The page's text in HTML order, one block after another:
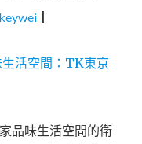
|
品味生活空間的衛